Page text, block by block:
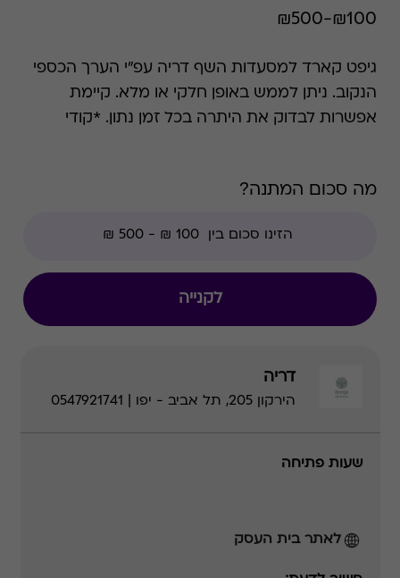
₪100-₪500
גיפט קארד למסעדות השף דריה עפ"י הערך הכספי
הנקוב. ניתן לממש באופן חלקי או מלא. קיימת
אפשרות לבדוק את היתרה בכל זמן נתון. *קודי
מה סכום המתנה?
לקנייה
דריה
הירקון 205, תל אביב - יפו | 0547921741
שעות פתיחה
לאתר בית העסק